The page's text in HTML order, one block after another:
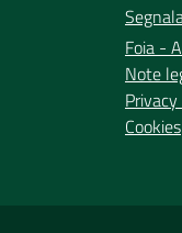
Foia -
Note
Cookies